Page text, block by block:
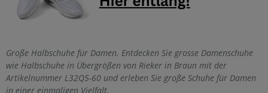
Große Halbschuhe für Damen. Entdecken Sie grosse Damenschuhe
wie Halbschuhe in Übergrößen von Rieker in Braun mit der
Artikelnummer L32Q5-60 und erleben Sie große Schuhe für Damen
in einer einmaligen Vielfalt.